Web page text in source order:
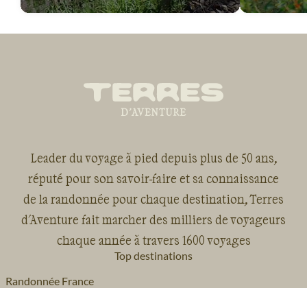
Leader du voyage à pied depuis plus de 50 ans,
réputé pour son savoir-faire et sa connaissance
de la randonnée pour chaque destination, Terres
d'Aventure fait marcher des milliers de voyageurs
chaque année à travers 1600 voyages
Top destinations
Randonnée France